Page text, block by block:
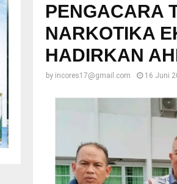
PENGACARA
NARKOTIKA
HADIRKAN
by incores17@gmail.com 16 Juni